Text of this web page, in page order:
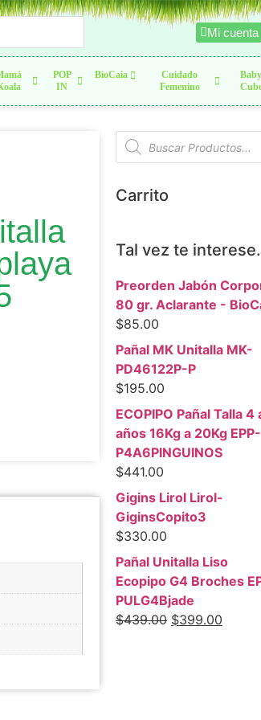
Mi cuenta
POP
IN
BioCaia
Cuidado
Femenino
Baby
Carrito
Tal vez te
Preorden Jabón
80 gr. Aclarante -
$85.00
Pañal MK Unitalla MK-
PD46122P-P
$195.00
ECOPIPO Pañal Talla 4
años 16Kg a 20Kg EPP-
P4A6PINGUINOS
$441.00
Gigins Lirol Lirol-
GiginsCopito3
$330.00
Pañal Unitalla Liso
Ecopipo G4 Broches
PULG4Bjade
$439.00 $399.00